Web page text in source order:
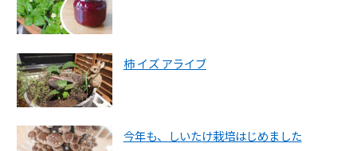
柿 イズ アライブ
今年も、しいたけ栽培はじめました